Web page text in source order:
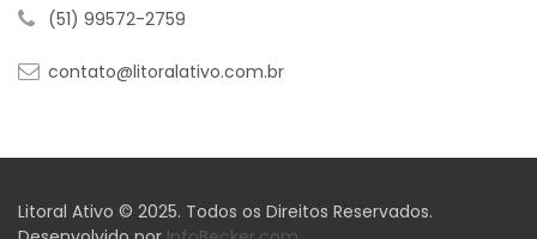
(51) 99572-2759
contato@litoralativo.com.br
Litoral Ativo © 2025. Todos os Direitos Reservados.